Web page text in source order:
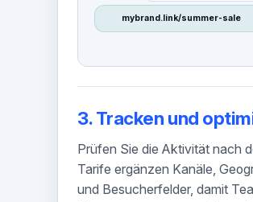
mybrand.link/summer-sale
3. Tracken und
Prüfen Sie die Aktivität nach
Tarife ergänzen Kanäle,
und Besucherfelder, damit